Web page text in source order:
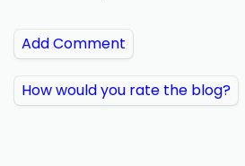
Add Comment
How would you rate the blog?